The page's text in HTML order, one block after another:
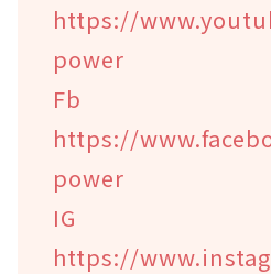
https://
power
Fb
https://
power
IG
https://